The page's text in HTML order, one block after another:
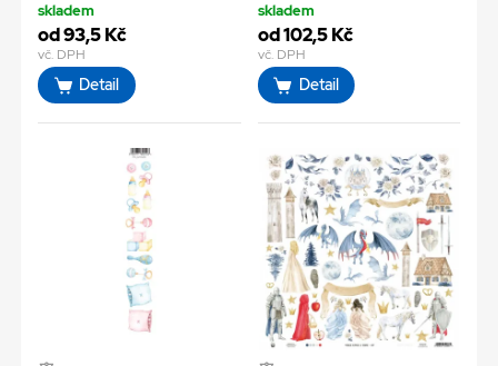
skladem
od 93,5 Kč
vč. DPH
Detail
skladem
od 102,5 Kč
vč. DPH
Detail